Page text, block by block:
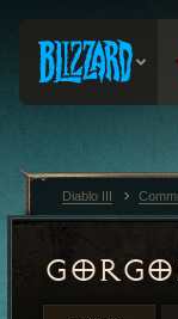
Diablo III